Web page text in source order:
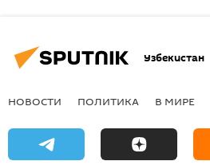
Узбекистан
НОВОСТИ ПОЛИТИКА В МИРЕ